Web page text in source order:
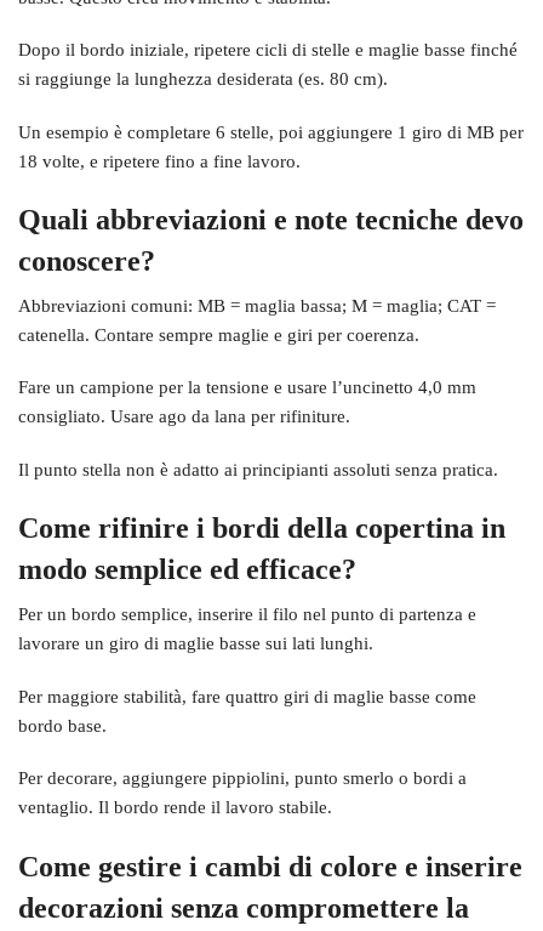
Dopo il bordo iniziale, ripetere cicli di stelle e maglie basse finché
si raggiunge la lunghezza desiderata (es. 80 cm).
Un esempio è completare 6 stelle, poi aggiungere 1 giro di MB per
18 volte, e ripetere fino a fine lavoro.
Quali abbreviazioni e note tecniche devo
conoscere?
Abbreviazioni comuni: MB = maglia bassa; M = maglia; CAT =
catenella. Contare sempre maglie e giri per coerenza.
Fare un campione per la tensione e usare l’uncinetto 4,0 mm
consigliato. Usare ago da lana per rifiniture.
Il punto stella non è adatto ai principianti assoluti senza pratica.
Come rifinire i bordi della copertina in
modo semplice ed efficace?
Per un bordo semplice, inserire il filo nel punto di partenza e
lavorare un giro di maglie basse sui lati lunghi.
Per maggiore stabilità, fare quattro giri di maglie basse come
bordo base.
Per decorare, aggiungere pippiolini, punto smerlo o bordi a
ventaglio. Il bordo rende il lavoro stabile.
Come gestire i cambi di colore e inserire
decorazioni senza compromettere la